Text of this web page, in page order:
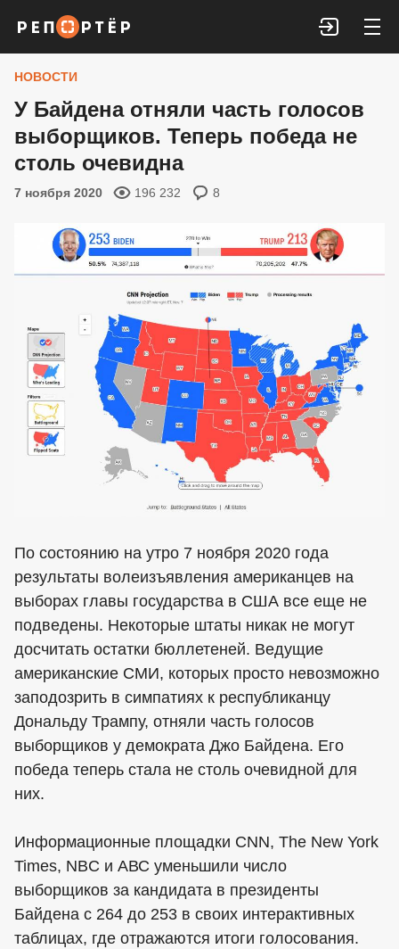
Войти
НОВОСТИ
У Байдена отняли часть голосов
выборщиков. Теперь победа не
столь очевидна
7 ноября 2020 196 232 8
По состоянию на утро 7 ноября 2020 года
результаты волеизъявления американцев на
выборах главы государства в США все еще не
подведены. Некоторые штаты никак не могут
досчитать остатки бюллетеней. Ведущие
американские СМИ, которых просто невозможно
заподозрить в симпатиях к республиканцу
Дональду Трампу, отняли часть голосов
выборщиков у демократа Джо Байдена. Его
победа теперь стала не столь очевидной для
них.
Информационные площадки CNN, The New York
Times, NBC и АВС уменьшили число
выборщиков за кандидата в президенты
Байдена с 264 до 253 в своих интерактивных
таблицах, где отражаются итоги голосования.